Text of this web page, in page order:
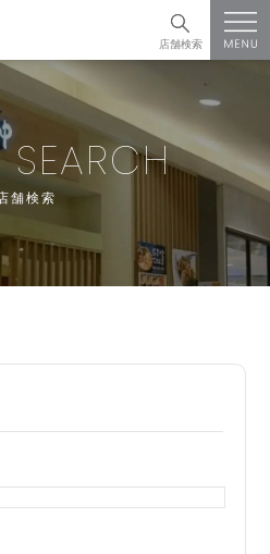
店舗検索
SEARCH
舗検索